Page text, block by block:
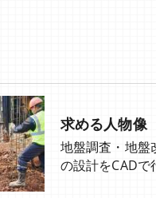
求める人物像
地盤調査・地盤
の設計をCAD